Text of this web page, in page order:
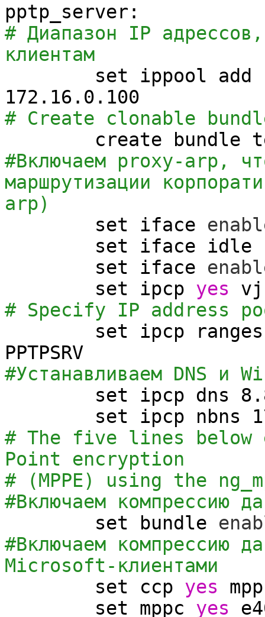
pptp_server:
# Диапазон IP адрессов,
клиентам
set ippool add
172.16.0.100
# Create clonable
create bundle
#Включаем proxy-arp,
маршрутизации
arp)
set iface
set iface idle
set iface
set ipcp yes
# Specify IP address
set ipcp
PPTPSRV
#Устанавливаем DNS и
set ipcp dns
set ipcp nbns
# The five lines below
Point encryption
# (MPPE) using the
#Включаем компрессию
set bundle
#Включаем компрессию
Microsoft-клиентами
set ccp yes
set mppc yes